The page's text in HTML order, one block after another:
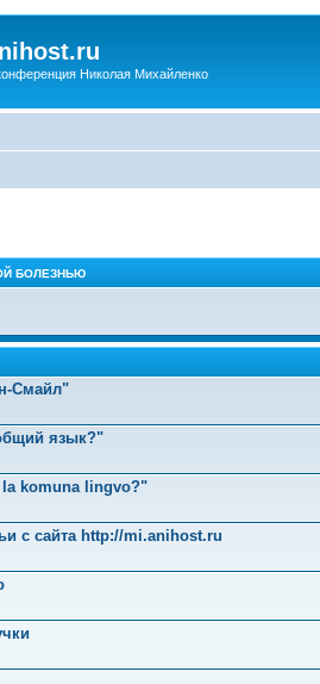
Николая Михайленко
БОЛЕЗНЬЮ
Смайл"
язык?"
komuna lingvo?"
с сайта http://mi.anihost.ru